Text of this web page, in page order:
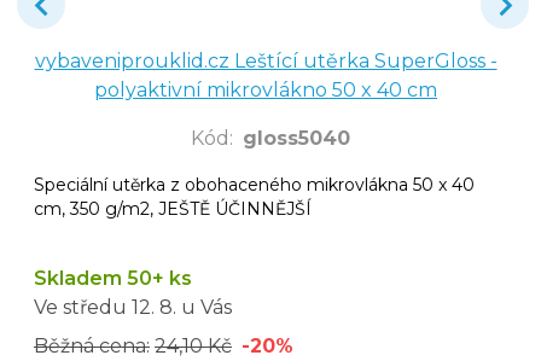
vybaveniprouklid.cz Leštící utěrka SuperGloss -
polyaktivní mikrovlákno 50 x 40 cm
Kód : gloss5040
Speciální utěrka z obohaceného mikrovlákna 50 x 40
cm, 350 g/m2, JEŠTĚ ÚČINNĚJŠÍ
Skladem 50+ ks
Ve středu 12. 8. u Vás
Běžná cena: 24,10 Kč -20%